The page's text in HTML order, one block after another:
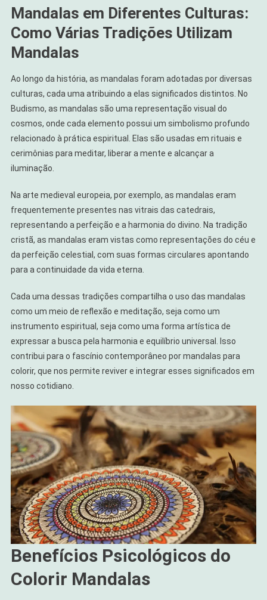
Mandalas em Diferentes Culturas:
Como Várias Tradições Utilizam
Mandalas
Ao longo da história, as mandalas foram adotadas por diversas
culturas, cada uma atribuindo a elas significados distintos. No
Budismo, as mandalas são uma representação visual do
cosmos, onde cada elemento possui um simbolismo profundo
relacionado à prática espiritual. Elas são usadas em rituais e
cerimônias para meditar, liberar a mente e alcançar a
iluminação.
Na arte medieval europeia, por exemplo, as mandalas eram
frequentemente presentes nas vitrais das catedrais,
representando a perfeição e a harmonia do divino. Na tradição
cristã, as mandalas eram vistas como representações do céu e
da perfeição celestial, com suas formas circulares apontando
para a continuidade da vida eterna.
Cada uma dessas tradições compartilha o uso das mandalas
como um meio de reflexão e meditação, seja como um
instrumento espiritual, seja como uma forma artística de
expressar a busca pela harmonia e equilíbrio universal. Isso
contribui para o fascínio contemporâneo por mandalas para
colorir, que nos permite reviver e integrar esses significados em
nosso cotidiano.
Benefícios Psicológicos do
Colorir Mandalas